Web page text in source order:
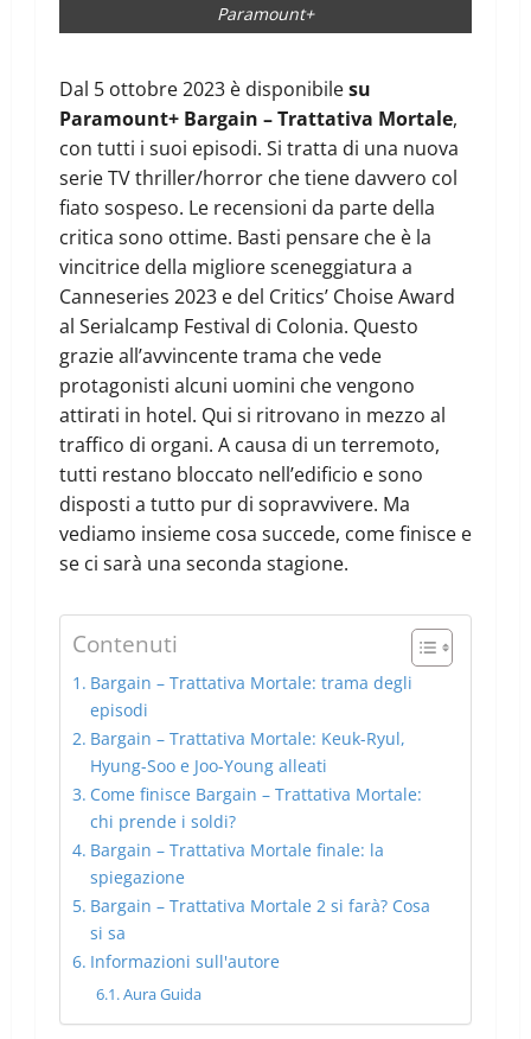
Paramount+
Dal 5 ottobre 2023 è disponibilesu
Paramount+ Bargain – Trattativa Mortale,
con tutti i suoi episodi. Si tratta di una nuova
serie TV thriller/horror che tiene davvero col
fiato sospeso. Le recensioni da parte della
critica sono ottime. Basti pensare che è la
vincitrice della migliore sceneggiatura a
Canneseries 2023 e del Critics’ Choise Award
al Serialcamp Festival di Colonia. Questo
grazie all’avvincente trama che vede
protagonisti alcuni uomini che vengono
attirati in hotel. Qui si ritrovano in mezzo al
traffico di organi. A causa di un terremoto,
tutti restano bloccato nell’edificio e sono
disposti a tutto pur di sopravvivere. Ma
vediamo insieme cosa succede, come finisce e
se ci sarà una seconda stagione.
Contenuti
Bargain – Trattativa Mortale: trama degli
episodi
Bargain – Trattativa Mortale: Keuk-Ryul,
Hyung-Soo e Joo-Young alleati
Come finisce Bargain – Trattativa Mortale:
chi prende i soldi?
Bargain – Trattativa Mortale finale: la
spiegazione
Bargain – Trattativa Mortale 2 si farà? Cosa
si sa
Informazioni sull'autore
Aura Guida